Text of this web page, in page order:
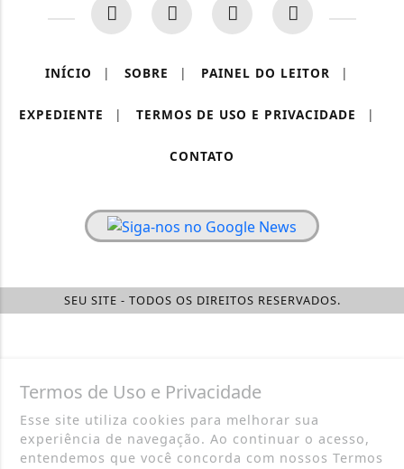
INÍCIO | SOBRE | PAINEL DO LEITOR |
EXPEDIENTE | TERMOS DE USO E PRIVACIDADE |
CONTATO
SEU SITE - TODOS OS DIREITOS RESERVADOS.
Termos de Uso e Privacidade
Esse site utiliza cookies para melhorar sua
experiência de navegação. Ao continuar o acesso,
entendemos que você concorda com nossos Termos